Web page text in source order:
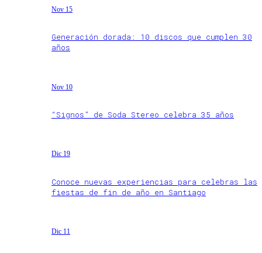
Nov 15
Generación dorada: 10 discos que cumplen 30
años
Nov 10
“Signos” de Soda Stereo celebra 35 años
Dic 19
Conoce nuevas experiencias para celebras las
fiestas de fin de año en Santiago
Dic 11